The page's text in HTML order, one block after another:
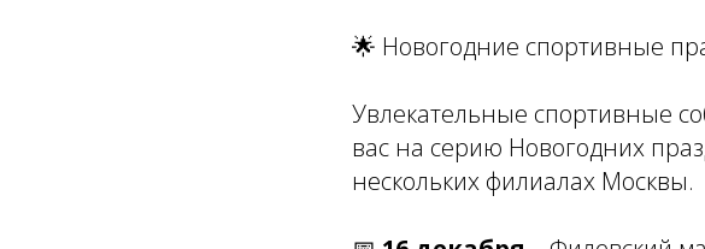
🌟 Новогодние спортивные
Увлекательные спортивные
вас на серию Новогодних
нескольких филиалах Москвы.